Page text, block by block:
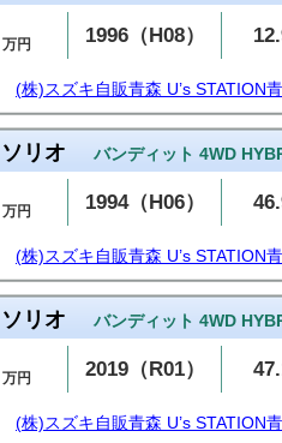
万円 1996（H08）
(株)スズキ自販青森 U’s STATION
ソリオ バンディット 4WD
万円 1994（H06）
(株)スズキ自販青森 U’s STATION
ソリオ バンディット 4WD
万円 2019（R01）
(株)スズキ自販青森 U’s STATION